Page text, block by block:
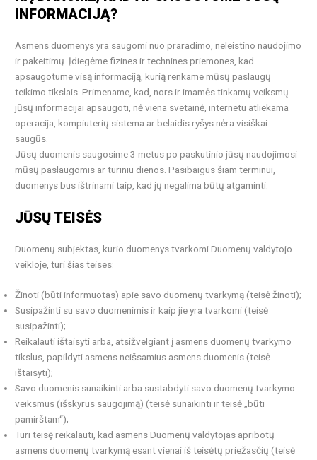
INFORMACIJĄ?
Asmens duomenys yra saugomi nuo praradimo, neleistino naudojimo
ir pakeitimų. Įdiegėme fizines ir technines priemones, kad
apsaugotume visą informaciją, kurią renkame mūsų paslaugų
teikimo tikslais. Primename, kad, nors ir imamės tinkamų veiksmų
jūsų informacijai apsaugoti, nė viena svetainė, internetu atliekama
operacija, kompiuterių sistema ar belaidis ryšys nėra visiškai
saugūs.
Jūsų duomenis saugosime 3 metus po paskutinio jūsų naudojimosi
mūsų paslaugomis ar turiniu dienos. Pasibaigus šiam terminui,
duomenys bus ištrinami taip, kad jų negalima būtų atgaminti.
JŪSŲ TEISĖS
Duomenų subjektas, kurio duomenys tvarkomi Duomenų valdytojo
veikloje, turi šias teises:
Žinoti (būti informuotas) apie savo duomenų tvarkymą (teisė žinoti);
Susipažinti su savo duomenimis ir kaip jie yra tvarkomi (teisė
susipažinti);
Reikalauti ištaisyti arba, atsižvelgiant į asmens duomenų tvarkymo
tikslus, papildyti asmens neišsamius asmens duomenis (teisė
ištaisyti);
Savo duomenis sunaikinti arba sustabdyti savo duomenų tvarkymo
veiksmus (išskyrus saugojimą) (teisė sunaikinti ir teisė „būti
pamirštam“);
Turi teisę reikalauti, kad asmens Duomenų valdytojas apribotų
asmens duomenų tvarkymą esant vienai iš teisėtų priežasčių (teisė